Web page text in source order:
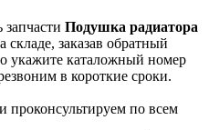
Подушка радиатора
складе, заказав обратный
укажите каталожный номер
в короткие сроки.
проконсультируем по всем